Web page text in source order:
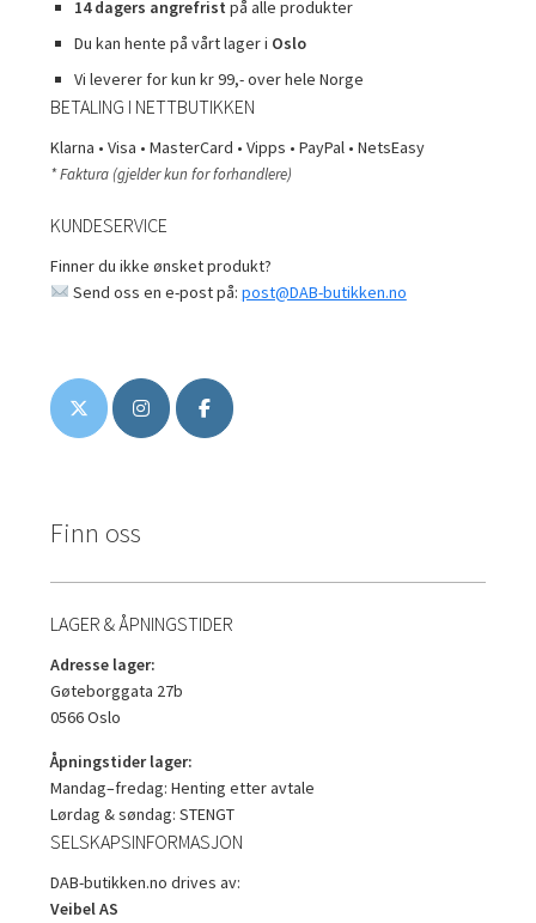
14 dagers angrefrist på alle produkter
Du kan hente på vårt lager i Oslo
Vi leverer for kun kr 99,- over hele Norge
BETALING I NETTBUTIKKEN
Klarna • Visa • MasterCard • Vipps • PayPal • NetsEasy
* Faktura (gjelder kun for forhandlere)
KUNDESERVICE
Finner du ikke ønsket produkt?
Send oss en e-post på: post@DAB-butikken.no
Finn oss
LAGER & ÅPNINGSTIDER
Adresse lager:
Gøteborggata 27b
0566 Oslo
Åpningstider lager:
Mandag–fredag: Henting etter avtale
Lørdag & søndag: STENGT
SELSKAPSINFORMASJON
DAB-butikken.no drives av:
Veibel AS